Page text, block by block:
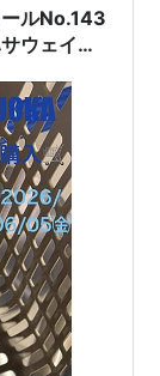
ルNo.143
ウェイ汎